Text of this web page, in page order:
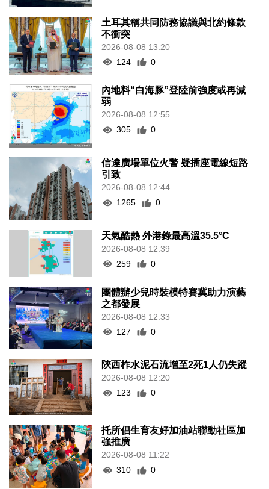
土耳其稱共同防務協議與北約條款
不衝突
2026-08-08 13:20
124
0
內地料“白海豚”登陸前強度或再減
弱
2026-08-08 12:55
305
0
信達廣場單位火警 疑插座電線短路
引致
2026-08-08 12:44
1265
0
天氣酷熱 外港錄最高溫35.5°C
2026-08-08 12:39
259
0
團體辦少兒時裝模特賽冀助力演藝
之都發展
2026-08-08 12:33
127
0
陝西柞水泥石流增至2死1人仍失蹤
2026-08-08 12:20
123
0
托所倡生育友好加油站聯動社區加
強推廣
2026-08-08 11:22
310
0